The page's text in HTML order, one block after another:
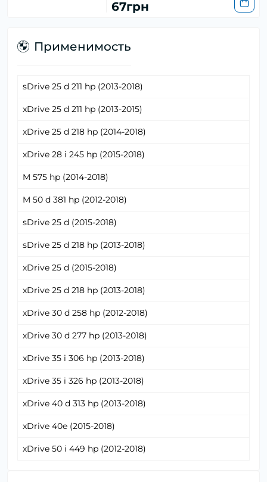
67грн
Применимость
sDrive 25 d 211 hp (2013-2018)
xDrive 25 d 211 hp (2013-2015)
xDrive 25 d 218 hp (2014-2018)
xDrive 28 i 245 hp (2015-2018)
M 575 hp (2014-2018)
M 50 d 381 hp (2012-2018)
sDrive 25 d (2015-2018)
sDrive 25 d 218 hp (2013-2018)
xDrive 25 d (2015-2018)
xDrive 25 d 218 hp (2013-2018)
xDrive 30 d 258 hp (2012-2018)
xDrive 30 d 277 hp (2013-2018)
xDrive 35 i 306 hp (2013-2018)
xDrive 35 i 326 hp (2013-2018)
xDrive 40 d 313 hp (2013-2018)
xDrive 40e (2015-2018)
xDrive 50 i 449 hp (2012-2018)